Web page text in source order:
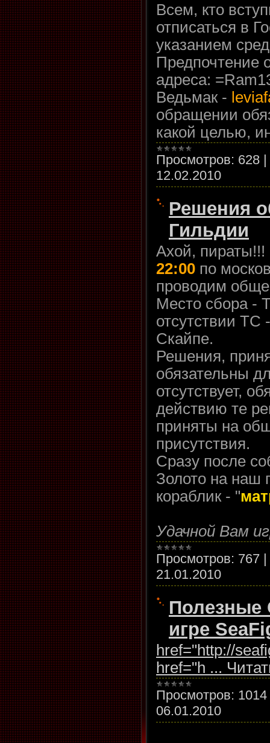
Всем, кто
отписаться в
указанием
Предпочтение
адреса:
Ведьмак -
обращении
какой целью,
Просмотров: 628 |
12.02.2010
Решения
Гильдии
Ахой, пираты!!!
22:00 по
проводим
Место сбора -
отсутствии ТС
Скайпе.
Решения,
обязательны
отсутствует,
действию те
приняты на
присутствия.
Сразу после
Золото на наш
кораблик - "
Удачной Вам
Просмотров: 767 |
21.01.2010
Полезные
игре
href="http://
href="h ...
Просмотров: 1014
06.01.2010